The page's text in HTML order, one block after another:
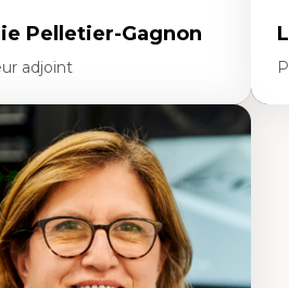
Pelletier-Gagnon
adjoint
du jeu vidéo
de textes
postcoloniales
critiques des médias
de données
japonaises